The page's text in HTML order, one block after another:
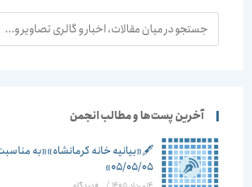
جستجو
آخرین پست‌ها و مطالب انجمن
🖋️«بیانیه خانه کرمانشاه»«به مناسبت
۰۵/۰۵/۰۵»